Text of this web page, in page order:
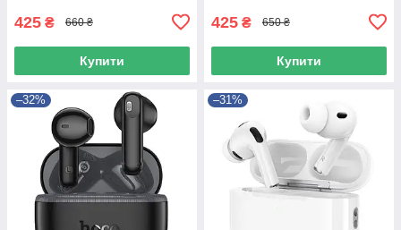
425 ₴ 660 ₴
Купити
425 ₴ 650 ₴
Купити
–32% –31%